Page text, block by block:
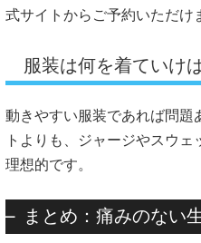
式サイトからご予約いただけ
服装は何を着ていけ
動きやすい服装であれば問題
トよりも、ジャージやスウ
理想的です。
まとめ：痛みのない